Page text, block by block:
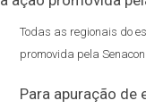
Todas as regionais do
promovida pela
Para apuração de